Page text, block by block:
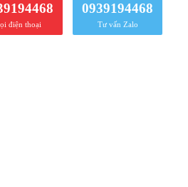
điện thoại
0939194468
Tư vấn Zalo